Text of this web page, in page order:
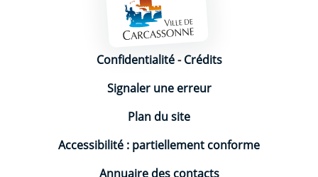
Mentions légales
Confidentialité-Crédits
Signaler une erreur
Plan du site
Accessibilité : partiellement conforme
Annuaire des contacts